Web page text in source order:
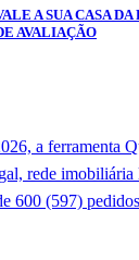
A SUA CASA
AVALIAÇÃO
a ferramenta
rede imobiliária
600 (597)